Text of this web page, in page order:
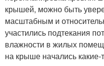
крышей, можно быть
масштабным и
участились подтекания
влажности в жилых
на крыше начались какие-